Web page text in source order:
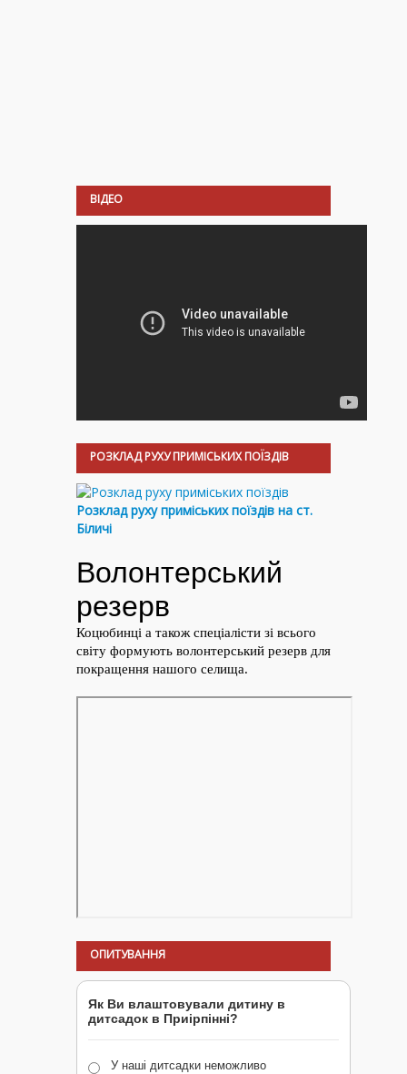
ВІДЕО
РОЗКЛАД РУХУ ПРИМІСЬКИХ ПОЇЗДІВ
Розклад руху приміських поїздів на ст.
Біличі
ОПИТУВАННЯ
Як Ви влаштовували дитину в
дитсадок в Приірпінні?
У наші дитсадки неможливо